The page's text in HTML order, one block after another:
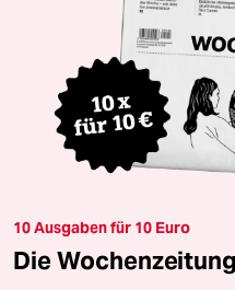
10 Ausgaben für 10 Euro
Die